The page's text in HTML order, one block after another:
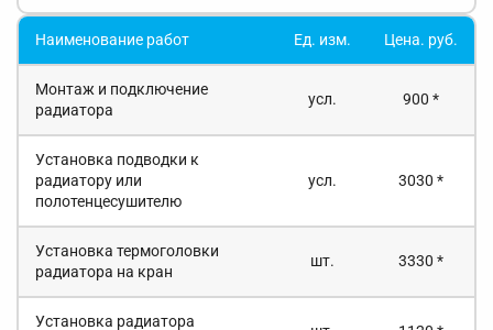
Наименование работ Ед. изм. Цена. руб.
Монтаж и подключение
радиатора
усл. 900 *
Установка подводки к
радиатору или
полотенцесушителю
усл. 3030 *
Установка термоголовки
радиатора на кран
шт. 3330 *
Установка радиатора